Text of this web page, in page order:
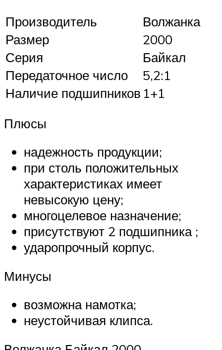
Производитель
Волжанка
Размер
2000
Серия
Байкал
Передаточное число
5,2:1
Наличие подшипников 1+1
Плюсы
надежность продукции;
при столь положительных
характеристиках имеет
невысокую цену;
многоцелевое назначение;
присутствуют 2 подшипника ;
ударопрочный корпус.
Минусы
возможна намотка;
неустойчивая клипса.